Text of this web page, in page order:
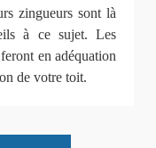
zingueurs sont là
à ce sujet. Les
en adéquation
de votre toit.